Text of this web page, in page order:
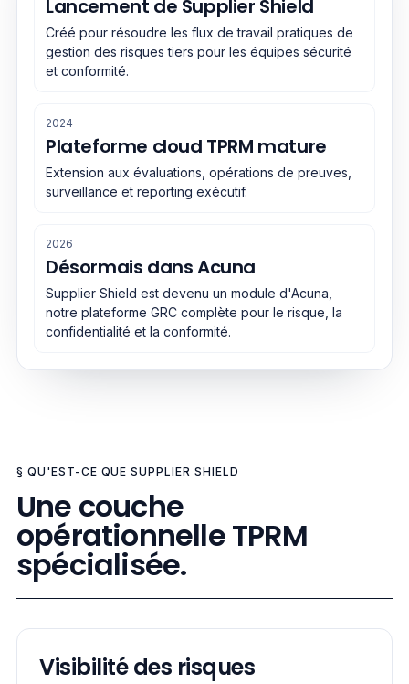
Lancement de Supplier Shield
Créé pour résoudre les flux de travail pratiques de
gestion des risques tiers pour les équipes sécurité
et conformité.
2024
Plateforme cloud TPRM mature
Extension aux évaluations, opérations de preuves,
surveillance et reporting exécutif.
2026
Désormais dans Acuna
Supplier Shield est devenu un module d'Acuna,
notre plateforme GRC complète pour le risque, la
confidentialité et la conformité.
§ QU'EST-CE QUE SUPPLIER SHIELD
Une couche
opérationnelle TPRM
spécialisée.
Visibilité des risques